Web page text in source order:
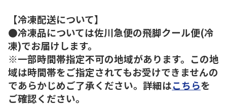
【冷凍配送について】
●冷凍品については佐川急便の飛脚クール便(冷
凍)でお届けします。
※一部時間帯指定不可の地域があります。この地
域は時間帯をご指定されてもお受けできませんの
であらかじめご了承ください。詳細はこちらを
ご確認ください。